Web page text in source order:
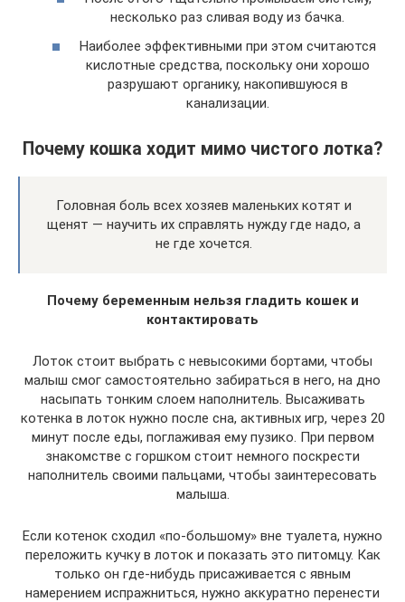
несколько раз сливая воду из бачка.
Наиболее эффективными при этом считаются
кислотные средства, поскольку они хорошо
разрушают органику, накопившуюся в
канализации.
Почему кошка ходит мимо чистого лотка?
Головная боль всех хозяев маленьких котят и
щенят — научить их справлять нужду где надо, а
не где хочется.
Почему беременным нельзя гладить кошек и
контактировать
Лоток стоит выбрать с невысокими бортами, чтобы
малыш смог самостоятельно забираться в него, на дно
насыпать тонким слоем наполнитель. Высаживать
котенка в лоток нужно после сна, активных игр, через 20
минут после еды, поглаживая ему пузико. При первом
знакомстве с горшком стоит немного поскрести
наполнитель своими пальцами, чтобы заинтересовать
малыша.
Если котенок сходил «по-большому» вне туалета, нужно
переложить кучку в лоток и показать это питомцу. Как
только он где-нибудь присаживается с явным
намерением испражниться, нужно аккуратно перенести